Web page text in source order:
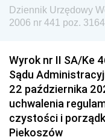
Dziennik
Dziennik Urzędowy
2006 nr 441 poz. 3164
Wyrok nr II SA/Ke
Sądu
22 października
uchwalenia
czystości i
Piekoszów